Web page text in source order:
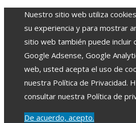
Nuestro sitio web utiliza
su experiencia y para mostrar
sitio web también puede incluir
Google Adsense, Google
web, usted acepta el uso de
nuestra Política de Privacidad.
consultar nuestra Política de
De acuerdo, acepto.